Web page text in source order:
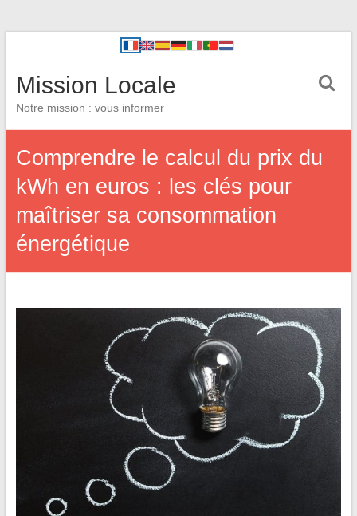
Mission Locale
Notre mission : vous informer
Comprendre le calcul du prix du
kWh en euros : les clés pour
maîtriser sa consommation
énergétique